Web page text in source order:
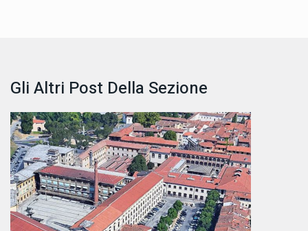
Gli Altri Post Della Sezione